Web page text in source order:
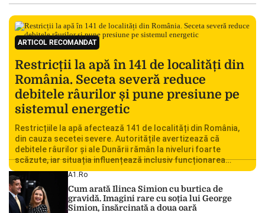
ARTICOL RECOMANDAT
Restricții la apă în 141 de localități din
România. Seceta severă reduce
debitele râurilor și pune presiune pe
sistemul energetic
Restricțiile la apă afectează 141 de localități din România,
din cauza secetei severe. Autoritățile avertizează că
debitele râurilor și ale Dunării rămân la niveluri foarte
scăzute, iar situația influențează inclusiv funcționarea
Centralei Nucleare de la Cernavodă. România se confruntă
cu una dintre cele mai dificile perioade din punct de vedere
hidrologic din ultimii ani. Lipsa […]
A1.ro
Cum arată Ilinca Simion cu burtica de
gravidă. Imagini rare cu soția lui George
Simion, însărcinată a doua oară